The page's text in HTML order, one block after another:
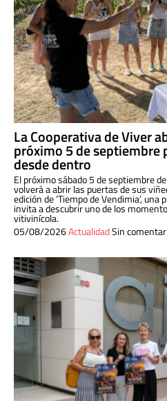
La Cooperativa de Viver
próximo 5 de septiembre
desde dentro
El próximo sábado 5 de septiembre
volverá a abrir las puertas de sus
edición de ‘Tiempo de Vendimia’,
invita a descubrir uno de los
vitivinícola.
05/08/2026ActualidadSin